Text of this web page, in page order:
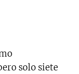
solo siete